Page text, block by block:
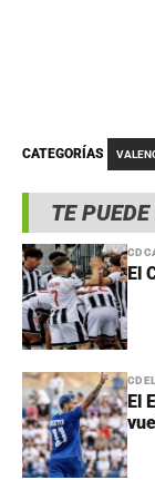
TE
CD
El
CD
El
CATEGORÍAS